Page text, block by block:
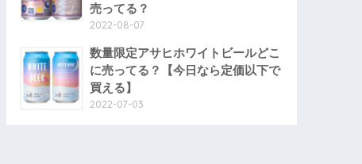
売ってる？
2022-08-07
数量限定アサヒホワイトビールどこ
に売ってる？【今日なら定価以下で
買える】
2022-07-03